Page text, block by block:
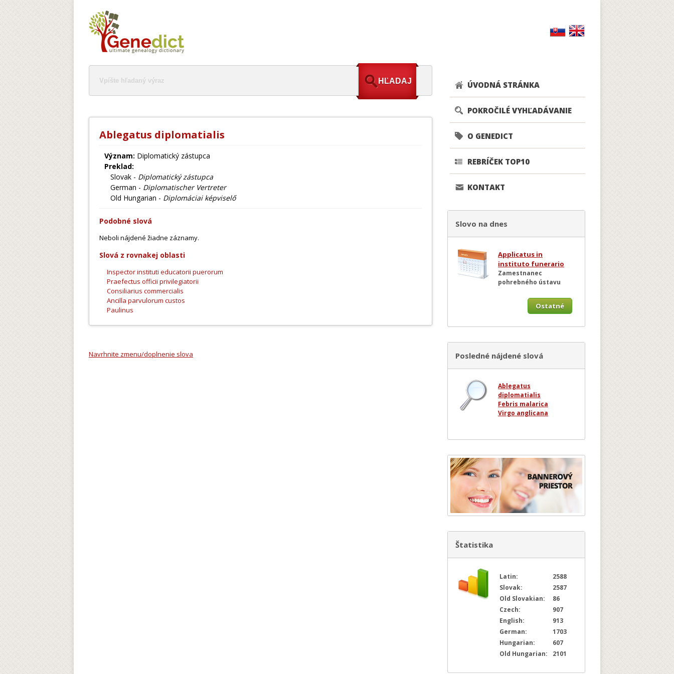
Ablegatus diplomatialis
Význam: Diplomatický zástupca
Preklad:
Slovak - Diplomatický zástupca
German - Diplomatischer Vertreter
Old Hungarian - Diplomáciai képviselő
Podobné slová
Neboli nájdené žiadne záznamy.
Slová z rovnakej oblasti
Inspector instituti educatorii puerorum
Praefectus officii privilegiatorii
Consiliarius commercialis
Ancilla parvulorum custos
Paulinus
Navrhnite zmenu/doplnenie slova
ÚVODNÁ STRÁNKA
POKROČILÉ VYHĽADÁVANIE
O GENEDICT
REBRÍČEK TOP10
KONTAKT
Slovo na dnes
Applicatus in
instituto funerario
Zamestnanec
pohrebného ústavu
Ostatné
Posledné nájdené slová
Ablegatus
diplomatialis
Febris malarica
Virgo anglicana
Štatistika
Latin:
2588
Slovak:
2587
Old Slovakian:
86
Czech:
907
English:
913
German:
1703
Hungarian:
607
Old Hungarian:
2101